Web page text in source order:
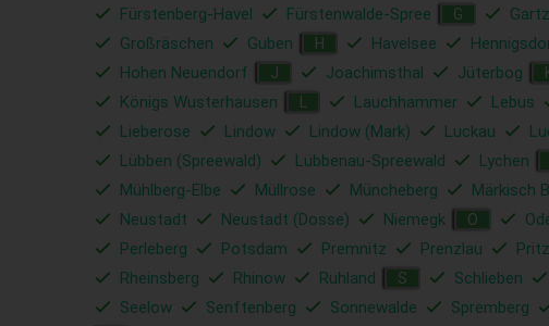
Fürstenberg-Havel
Fürstenwalde-Spree G Gartz
Großräschen
Guben H Havelsee
Hohen Neuendorf
J Joachimsthal Jüterbog
Königs Wusterhausen
Lauchhammer Lebus
Lieberose
Lindow Lindow (Mark) Luckau
Lübben (Spreewald)
Lübbenau-Spreewald Lychen
Mühlberg-Elbe
Müllrose Müncheberg Märkisch
Neustadt
Neustadt (Dosse) Niemegk O
Perleberg
Potsdam Premnitz Prenzlau
Rheinsberg
Rhinow Ruhland S Schlieben
Seelow
Senftenberg Sonnewalde Spremberg